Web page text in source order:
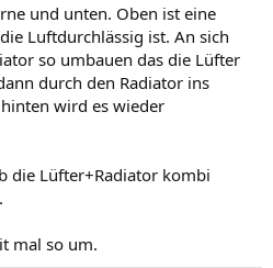
und unten. Oben ist eine
Luftdurchlässig ist. An sich
so umbauen das die Lüfter
durch den Radiator ins
wird es wieder
die Lüfter+Radiator kombi
mal so um.